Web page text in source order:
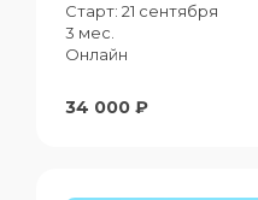
Старт: 21 сентября
3 мес.
Онлайн
34 000 ₽